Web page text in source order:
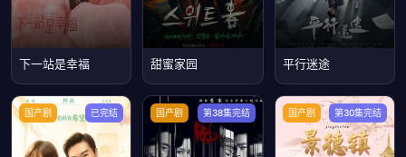
下一站是幸福 甜蜜家园 平行迷途
国产剧 已完结 国产剧 第38集完结 国产剧 第30集完结